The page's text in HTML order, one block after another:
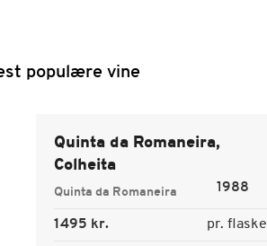
populære vine
Quinta da Romaneira,
Colheita
Quinta da Romaneira 1988
1495 kr. pr. flaske